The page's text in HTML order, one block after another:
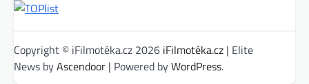
Copyright © iFilmotéka.cz 2026 iFilmotéka.cz | Elite
News byAscendoor | Powered byWordPress.